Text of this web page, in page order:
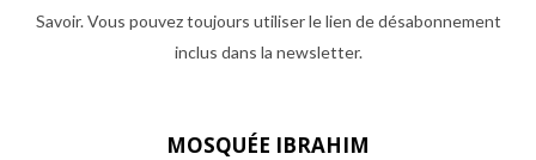
Savoir. Vous pouvez toujours utiliser le lien de désabonnement
inclus dans la newsletter.
MOSQUÉE IBRAHIM